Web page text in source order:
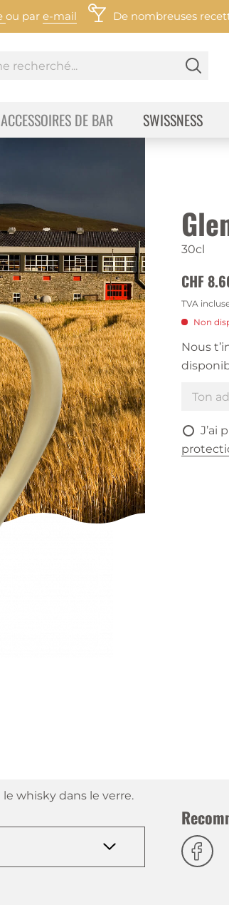
ou par e-mail De nombreuses
ACCESSOIRES DE BAR SWISSNESS
30cl
CHF
TVA
Non
Nous
J’ai
whisky dans le verre.